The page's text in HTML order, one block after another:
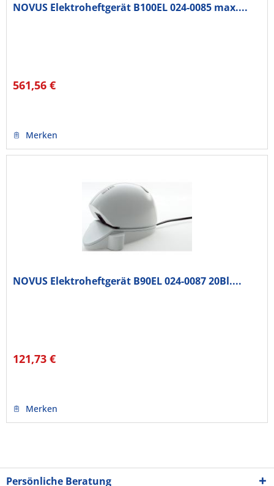
NOVUS Elektroheftgerät B100EL 024-0085 max....
561,56 €
Merken
NOVUS Elektroheftgerät B90EL 024-0087 20Bl....
121,73 €
Merken
Persönliche Beratung